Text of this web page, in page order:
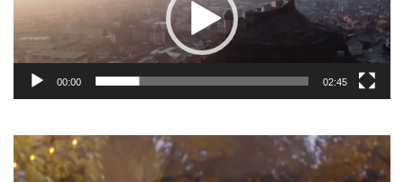
00:00 02:45
Video
Player